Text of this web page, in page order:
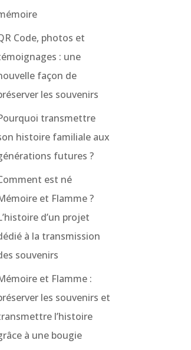
Code, photos et
: une
façon de
les souvenirs
transmettre
histoire familiale aux
futures ?
est né
et Flamme ?
d’un projet
à la transmission
souvenirs
et Flamme :
les souvenirs et
l’histoire
à une bougie